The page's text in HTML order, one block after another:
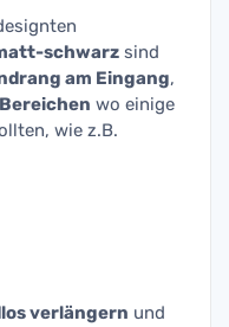
schwarz sind
am Eingang,
wo einige
wie z.B.
verlängern und